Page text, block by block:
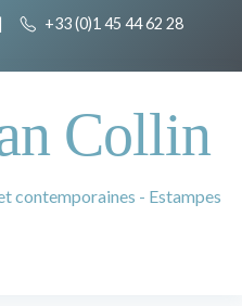
| +33 (0)1 45 44 62 28
Collin
contemporaines - Estampes